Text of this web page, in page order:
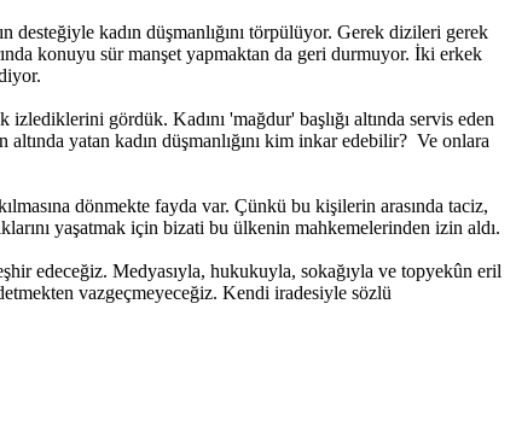
kadın düşmanlığını törpülüyor. Gerek dizileri gerek
konuyu sür manşet yapmaktan da geri durmuyor. İki erkek
gördük. Kadını 'mağdur' başlığı altında servis eden
yatan kadın düşmanlığını kim inkar edebilir? Ve onlara
dönmekte fayda var. Çünkü bu kişilerin arasında taciz,
yaşatmak için bizati bu ülkenin mahkemelerinden izin aldı.
edeceğiz. Medyasıyla, hukukuyla, sokağıyla ve topyekûn eril
vazgeçmeyeceğiz. Kendi iradesiyle sözlü